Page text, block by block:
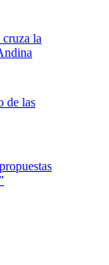
la
de las